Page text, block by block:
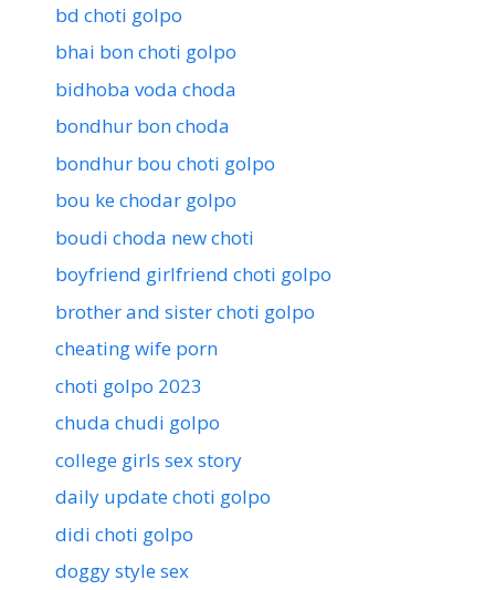
bd choti golpo
bhai bon choti golpo
bidhoba voda choda
bondhur bon choda
bondhur bou choti golpo
bou ke chodar golpo
boudi choda new choti
boyfriend girlfriend choti golpo
brother and sister choti golpo
cheating wife porn
choti golpo 2023
chuda chudi golpo
college girls sex story
daily update choti golpo
didi choti golpo
doggy style sex